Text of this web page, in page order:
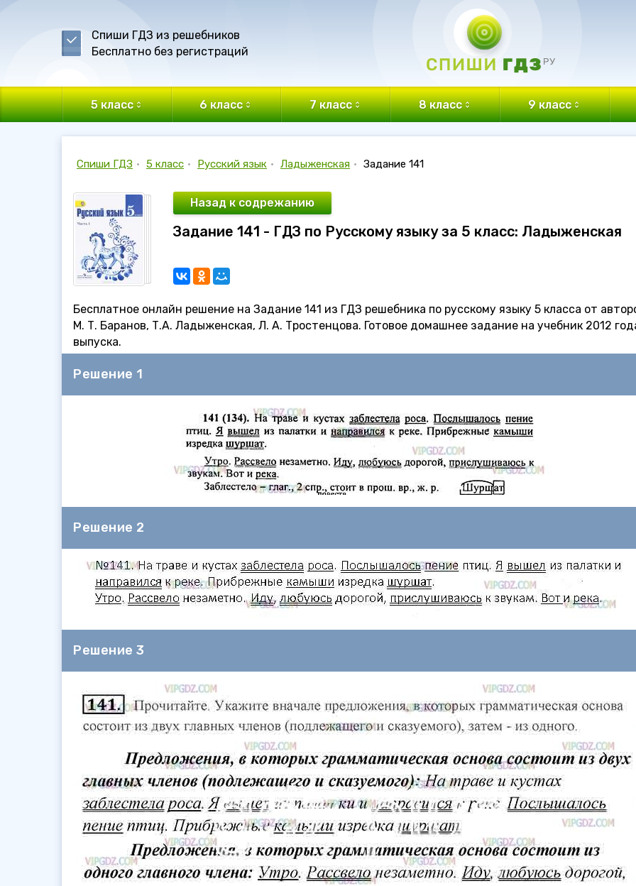
Спиши ГДЗ из решебников
Бесплатно без регистраций
5 класс 6 класс 7 класс 8 класс 9 класс
Спиши ГДЗ • 5 класс • Русский язык • Ладыженская • Задание 141
Назад к содрежанию
Задание 141 - ГДЗ по Русскому языку за 5 класс: Ладыженская
Бесплатное онлайн решение на Задание 141 из ГДЗ решебника по русскому языку 5 класса от
М. Т. Баранов, Т.А. Ладыженская, Л. А. Тростенцова. Готовое домашнее задание на учебник 2012
выпуска.
Решение 1
Решение 2
Решение 3